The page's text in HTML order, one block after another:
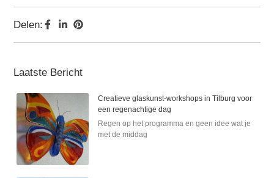
Delen:
Laatste Bericht
Creatieve glaskunst-workshops in Tilburg voor
een regenachtige dag
Regen op het programma en geen idee wat je
met de middag